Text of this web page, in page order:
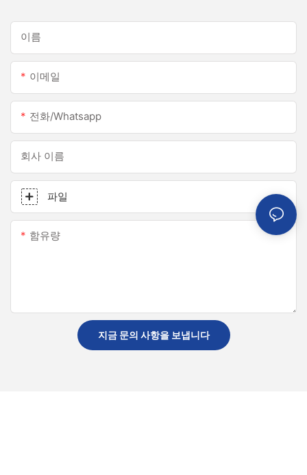
이름
이메일
전화/whatsapp
회사 이름
파일
함유량
지금 문의 사항을 보냅니다